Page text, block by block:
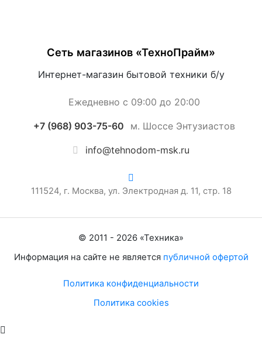
Сеть магазинов «ТехноПрайм»
Интернет-магазин бытовой техники б/у
Ежедневно с 09:00 до 20:00
+7 (968) 903-75-60 м. Шоссе Энтузиастов
info@tehnodom-msk.ru
111524, г. Москва, ул. Электродная д. 11, стр. 18
© 2011 - 2026 «Техника»
Информация на сайте не является публичной офертой
Политика конфиденциальности
Политика cookies